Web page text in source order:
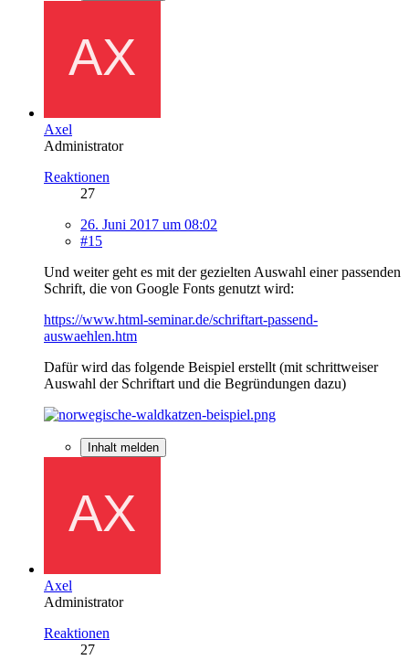
Axel
Administrator
Reaktionen
27
26. Juni 2017 um 08:02
#15
Und weiter geht es mit der gezielten Auswahl einer passenden
Schrift, die von Google Fonts genutzt wird:
https://www.html-seminar.de/schriftart-passend-
auswaehlen.htm
Dafür wird das folgende Beispiel erstellt (mit schrittweiser
Auswahl der Schriftart und die Begründungen dazu)
Inhalt melden
Axel
Administrator
Reaktionen
27